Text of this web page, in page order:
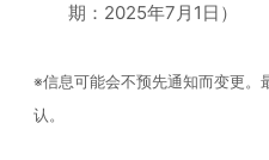
期：2025年7月1日）
※信息可能会不预先通知而变更
认。